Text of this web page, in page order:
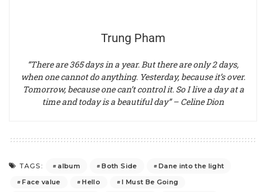
Trung Pham
“There are 365 days in a year. But there are only 2 days,
when one cannot do anything. Yesterday, because it’s over.
Tomorrow, because one can’t control it. So I live a day at a
time and today is a beautiful day” – Celine Dion
TAGS: album Both Side
Dane into the light
Face value
Hello
I Must Be Going